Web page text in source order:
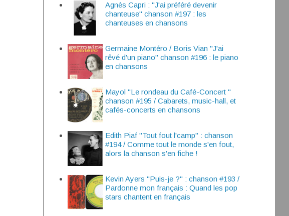
Agnès Capri : "J'ai préféré devenir
chanteuse" chanson #197 : les
chanteuses en chansons
Germaine Montéro / Boris Vian "J'ai
rêvé d'un piano" chanson #196 : le piano
en chansons
Mayol "Le rondeau du Café-Concert "
chanson #195 / Cabarets, music-hall, et
cafés-concerts en chansons
Edith Piaf "Tout fout l'camp" : chanson
#194 / Comme tout le monde s'en fout,
alors la chanson s'en fiche !
Kevin Ayers "Puis-je ?" : chanson #193 /
Pardonne mon français : Quand les pop
stars chantent en français